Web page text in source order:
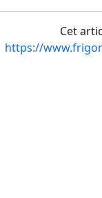
Cet
https://